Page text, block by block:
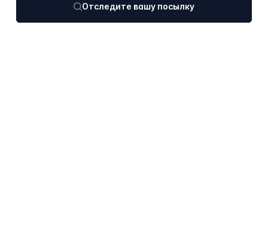
Отследите вашу посылку